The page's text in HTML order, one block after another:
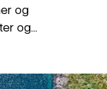
og
og…